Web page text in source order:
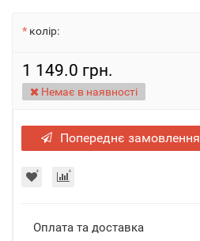
колір:
1 149.0 грн.
Немає в наявності
Попереднє замовлення
Оплата та доставка